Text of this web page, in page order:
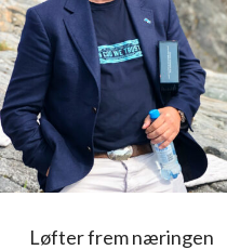
Løfter frem næringen